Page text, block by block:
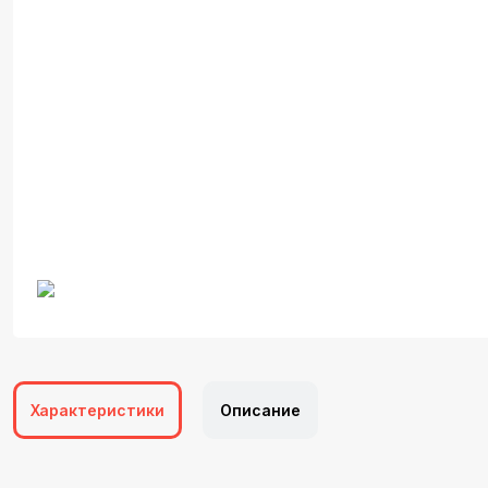
Характеристики Описание